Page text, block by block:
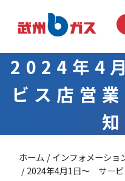
2024年4
ビス店営
ホーム
インフォメーショ
2024年4月1日～ サービ